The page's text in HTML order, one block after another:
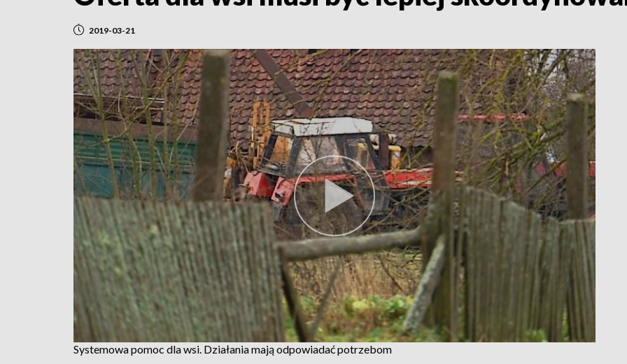
2019-03-21
Systemowa pomoc dla wsi. Działania mają odpowiadać potrzebom